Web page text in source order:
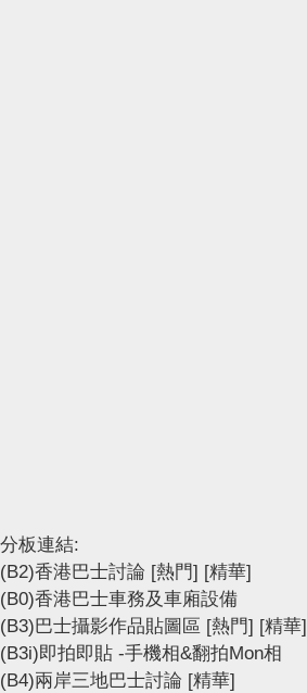
分板連結:
(B2)香港巴士討論 [熱門] [精華]
(B0)香港巴士車務及車廂設備
(B3)巴士攝影作品貼圖區 [熱門] [精華]
(B3i)即拍即貼 -手機相&翻拍Mon相
(B4)兩岸三地巴士討論 [精華]